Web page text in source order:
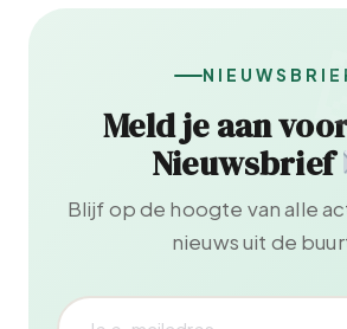
Meld je aan
Nieuwsbrief
Blijf op de hoogte van alle
nieuws uit de